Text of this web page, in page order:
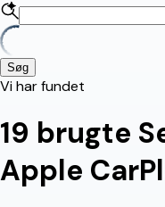
Søg
Vi har fundet
19 brugte
Apple